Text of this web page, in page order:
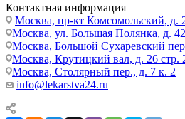
Контактная информация
Москва, пр-кт Комсомольский, д.
Москва, ул. Большая Полянка, д.
Москва, Большой Сухаревский
Москва, Крутицкий вал, д. 26 стр.
Москва, Столярный пер., д. 7 к. 2
info@lekarstva24.ru